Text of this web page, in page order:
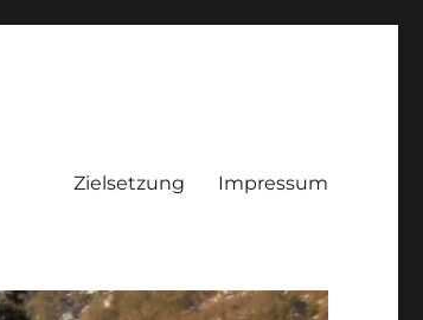
Zielsetzung Impressum